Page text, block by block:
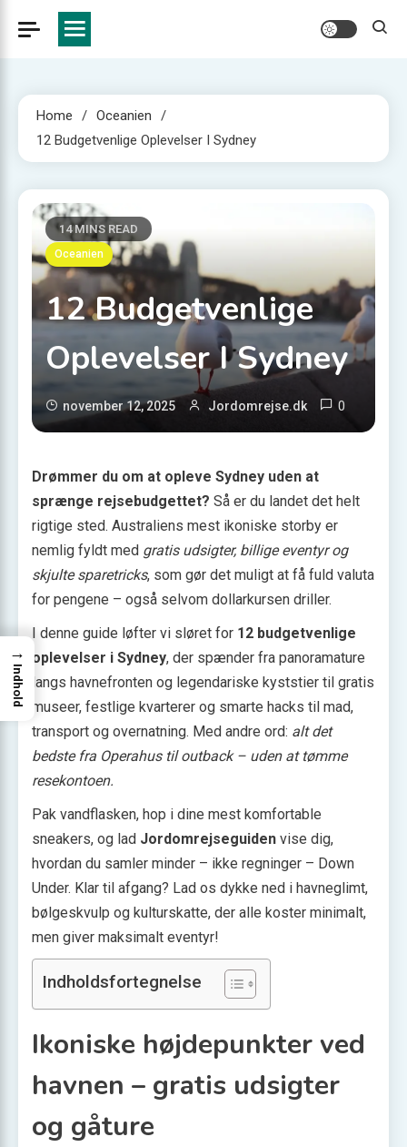
Home
Oceanien
12 Budgetvenlige Oplevelser I Sydney
14 MINS READ
Oceanien
12 Budgetvenlige
Oplevelser I Sydney
november 12, 2025 Jordomrejse.dk 0
Drømmer du om at opleve Sydney uden at
sprænge rejsebudgettet? Så er du landet det helt
rigtige sted. Australiens mest ikoniske storby er
nemlig fyldt med gratis udsigter, billige eventyr og
skjulte sparetricks, som gør det muligt at få fuld valuta
for pengene – også selvom dollarkursen driller.
I denne guide løfter vi sløret for 12 budgetvenlige
oplevelser i Sydney, der spænder fra panoramature
langs havnefronten og legendariske kyststier til gratis
museer, festlige kvarterer og smarte hacks til mad,
transport og overnatning. Med andre ord: alt det
bedste fra Operahus til outback – uden at tømme
resekontoen.
Pak vandflasken, hop i dine mest komfortable
sneakers, og lad Jordomrejseguiden vise dig,
hvordan du samler minder – ikke regninger – Down
Under. Klar til afgang? Lad os dykke ned i havneglimt,
bølgeskvulp og kulturskatte, der alle koster minimalt,
men giver maksimalt eventyr!
Indholdsfortegnelse
Ikoniske højdepunkter ved
havnen – gratis udsigter
og gåture
→
Indhold